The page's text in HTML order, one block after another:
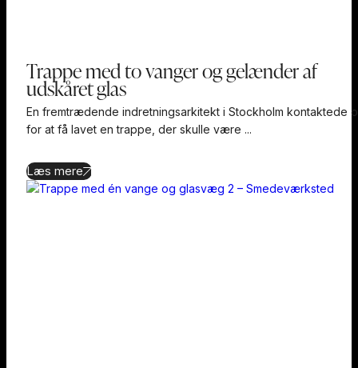
Trappe med to vanger og gelænder af
udskåret glas
En fremtrædende indretningsarkitekt i Stockholm kontaktede
for at få lavet en trappe, der skulle være ...
Læs mere